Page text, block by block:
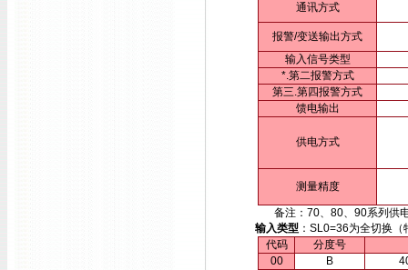
通讯方式
报警/变送输出方式
输入信号类型
*.第二报警方式
第三.第四报警方式
馈电输出
供电方式
测量精度
备注：70、80、90系列供电
输入类型：SL0=36为全切换（
代码
分度号
00
B